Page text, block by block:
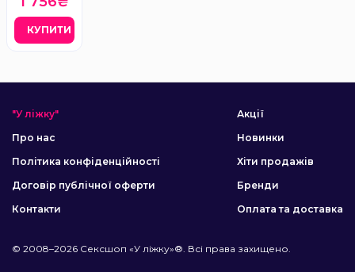
КУПИТИ
"У ліжку"
Про нас
Політика конфіденційності
Договір публічної оферти
Контакти
Акції
Новинки
Хіти продажів
Бренди
Оплата та доставка
© 2008–2026 Сексшоп «У ліжку»®. Всі права захищено.